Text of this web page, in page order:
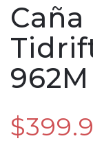
962M